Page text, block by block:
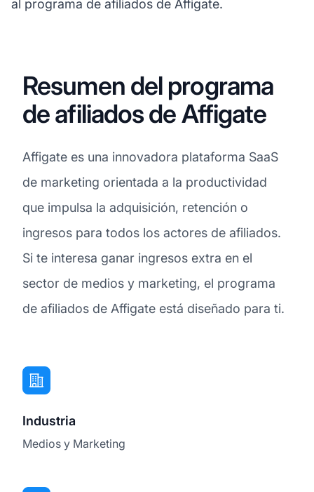
al programa de afiliados de Affigate.
Resumen del programa
de afiliados de Affigate
Affigate es una innovadora plataforma SaaS
de marketing orientada a la productividad
que impulsa la adquisición, retención o
ingresos para todos los actores de afiliados.
Si te interesa ganar ingresos extra en el
sector de medios y marketing, el programa
de afiliados de Affigate está diseñado para ti.
Industria
Medios y Marketing